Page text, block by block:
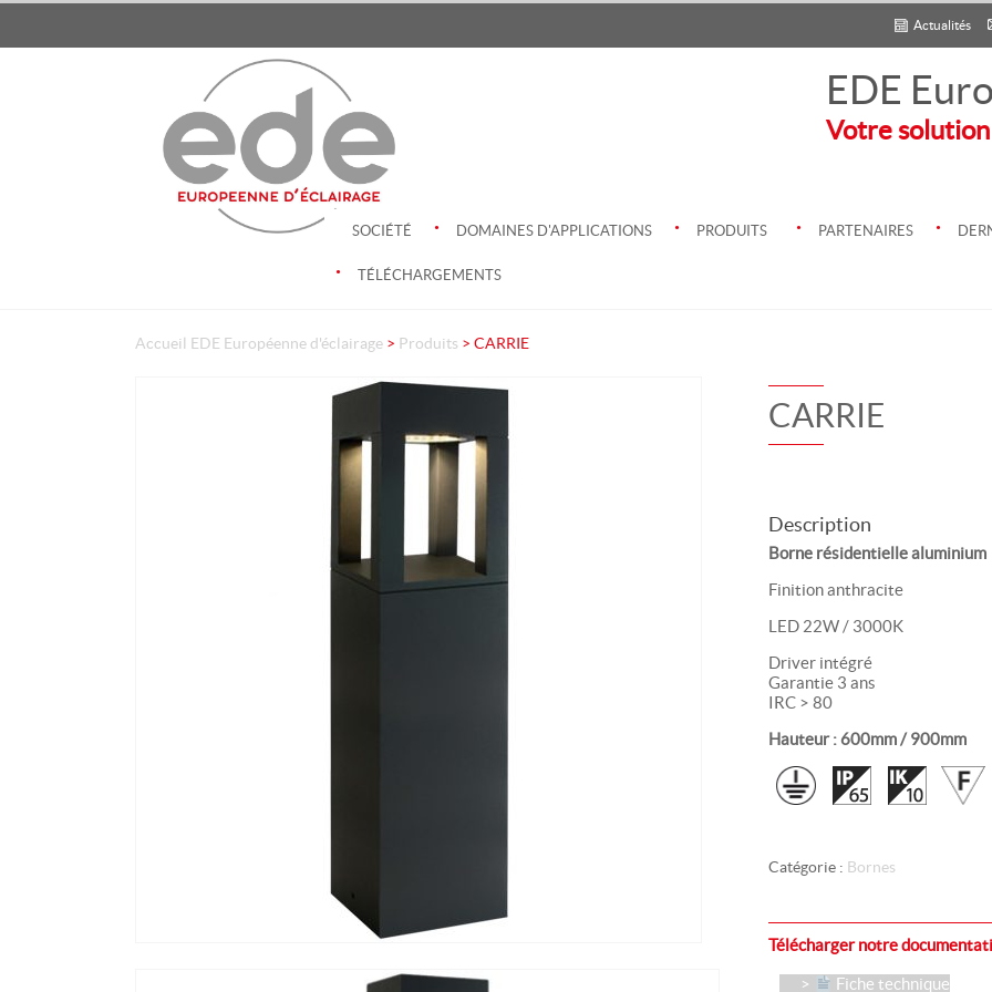
Actualités
EDE
Votre
SOCIÉTÉ . DOMAINES D'APPLICATIONS . PRODUITS . PARTENAIRES .
. TÉLÉCHARGEMENTS
Accueil EDE Européenne d'éclairage > Produits > CARRIE
CARRIE
Description
Borne résidentielle aluminium
Finition anthracite
LED 22W / 3000K
Driver intégré
Garantie 3 ans
IRC > 80
Hauteur : 600mm / 900mm
Catégorie : Bornes
Télécharger notre
Fiche technique